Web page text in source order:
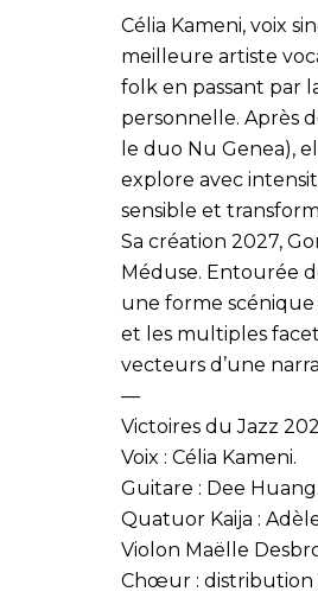
Célia Kameni, voix
meilleure artiste
folk en passant par
personnelle. Après
le duo Nu Genea),
explore avec
sensible et
Sa création 2027,
Méduse. Entourée
une forme
et les multiples
vecteurs d’une
—
Victoires du Jazz
Voix : Célia Kameni.
Guitare : Dee Huang.
Quatuor Kaija :
Violon Maëlle
Chœur : distribution